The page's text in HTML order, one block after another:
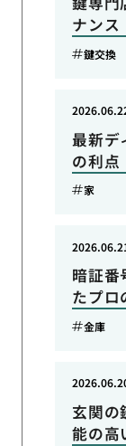
ナンス
鍵交換
最新デ
の利点
家
暗証番
たプロ
金庫
玄関の
能の高